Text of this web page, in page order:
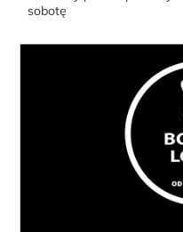
sobotę